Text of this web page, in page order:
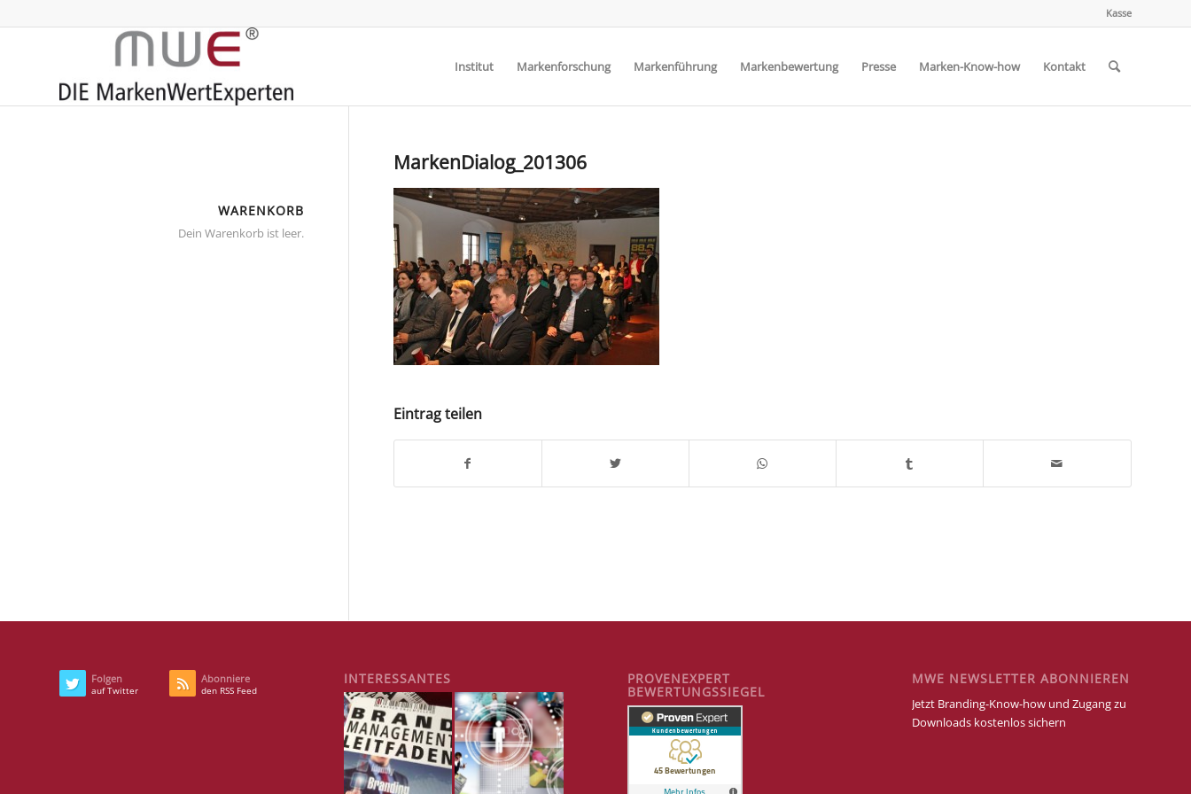
Kasse
Institut Markenforschung Markenführung Markenbewertung Presse Marken-Know-how Kontakt
MarkenDialog_201306
Eintrag teilen
WARENKORB
Dein Warenkorb ist leer.
Folgen
auf Twitter
Abonniere
den RSS Feed
INTERESSANTES PROVENEXPERT
BEWERTUNGSSIEGEL
MWE NEWSLETTER ABONNIEREN
Jetzt Branding-Know-how und Zugang zu
Downloads kostenlos sichern